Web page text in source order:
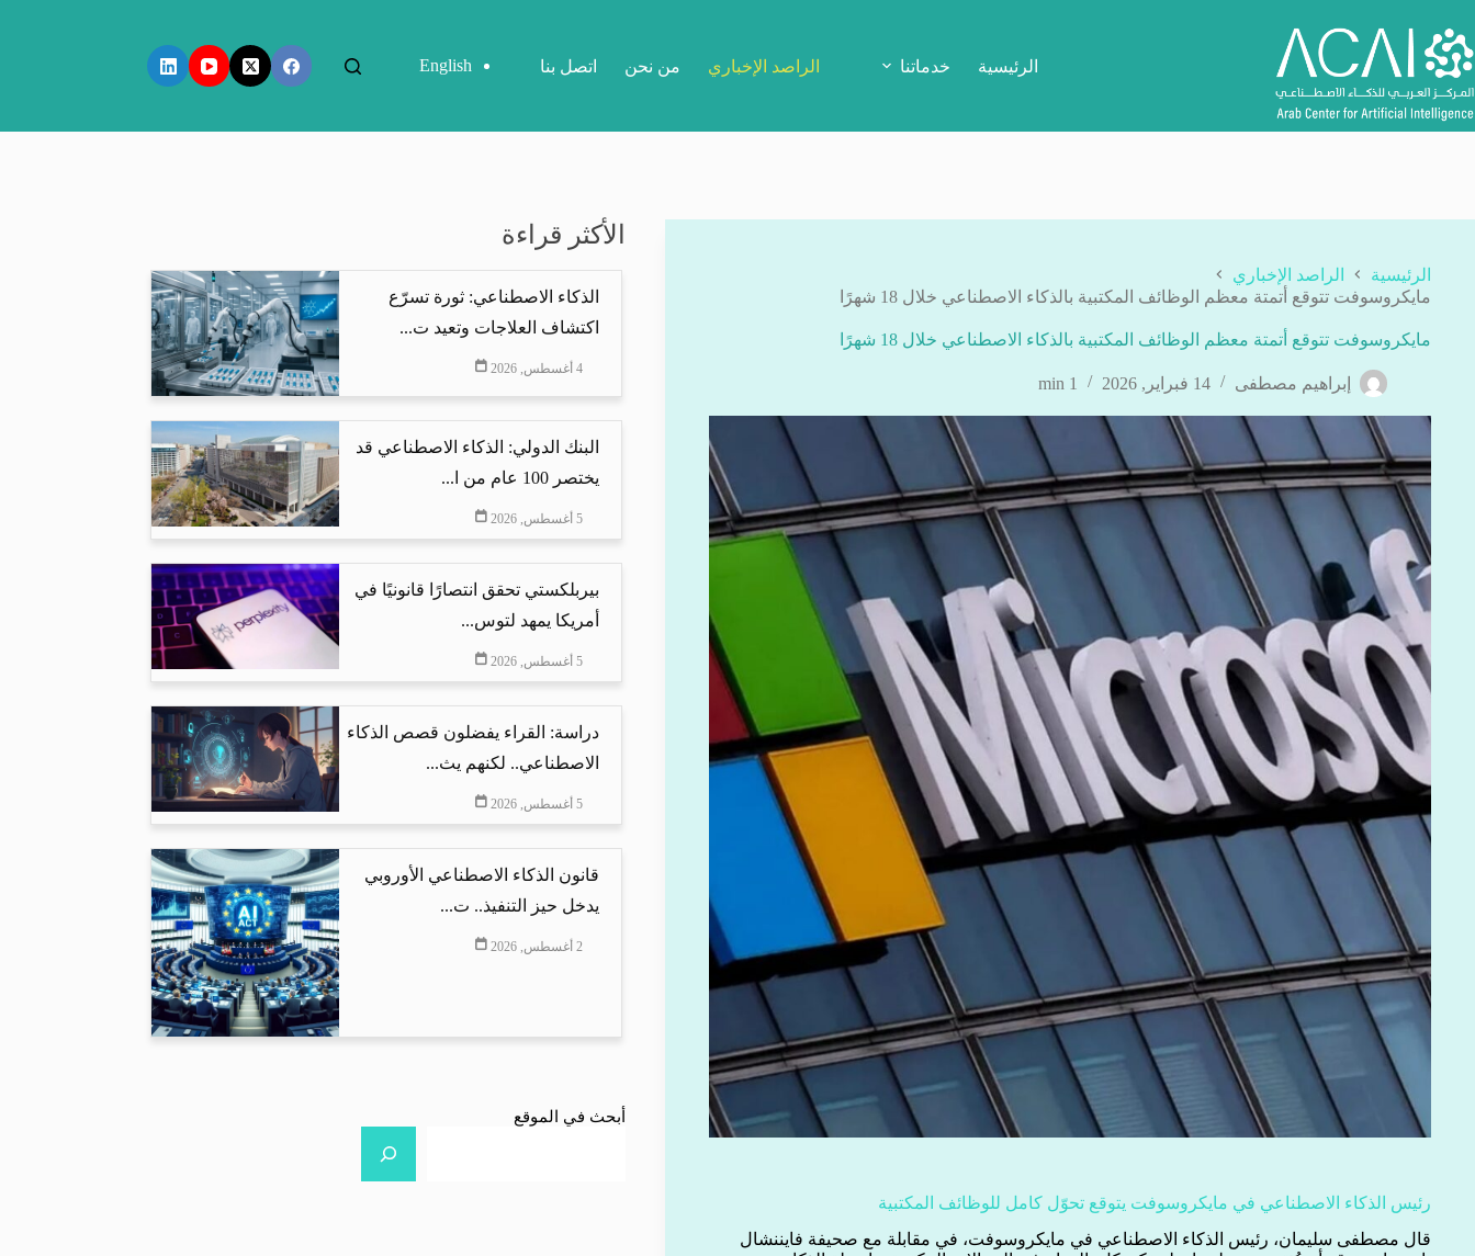
إلى
المحتوى
الرئيسية خدماتنا الراصد الإخباري من نحن اتصل بنا English
الرئيسية
الراصد الإخباري
مايكروسوفت تتوقع أتمتة معظم الوظائف المكتبية بالذكاء الاصطناعي خلال 18 شهرًا
مايكروسوفت تتوقع أتمتة معظم الوظائف المكتبية بالذكاء الاصطناعي خلال 18 شهرًا
إبراهيم مصطفى 14 فبراير, 2026 1 min
رئيس الذكاء الاصطناعي في مايكروسوفت يتوقع تحوّل كامل للوظائف المكتبية
قال مصطفى سليمان، رئيس الذكاء الاصطناعي في مايكروسوفت، في مقابلة مع صحيفة فايننشال
الأكثر قراءة
الذكاء الاصطناعي: ثورة تسرّع
اكتشاف العلاجات وتعيد ت...
4 أغسطس, 2026
البنك الدولي: الذكاء الاصطناعي قد
يختصر 100 عام من ا...
5 أغسطس, 2026
بيربلكستي تحقق انتصارًا قانونيًا في
أمريكا يمهد لتوس...
5 أغسطس, 2026
دراسة: القراء يفضلون قصص الذكاء
الاصطناعي.. لكنهم يث...
5 أغسطس, 2026
قانون الذكاء الاصطناعي الأوروبي
يدخل حيز التنفيذ.. ت...
2 أغسطس, 2026
أبحث في الموقع